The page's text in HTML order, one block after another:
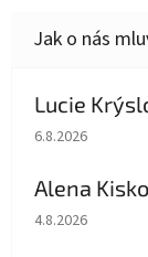
Lucie
Hodnocení
6.8.2026
Alena
Hodnocení
4.8.2026